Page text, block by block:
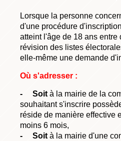
Lorsque la personne
d'une procédure
atteint l'âge de 18 ans entre
révision des listes
elle-même une demande
Où s'adresser :
- Soità la mairie de la
souhaitant s'inscrire
réside de manière effective
moins 6 mois,
- Soità la mairie d'une